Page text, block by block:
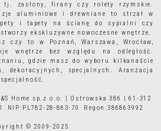
tj. zasłony, firany czy rolety rzymskie.
aluminiowe i drewniane to strzał w
i tapety
na ścianę do sypialni czy
ekskluzywne nowoczesne wnętrze.
czy to w Poznań, Warszawa, Wrocław,
wnętrze bez względu na odległość.
gdzie masz do wyboru kilkanaście
, dekoracyjnych, specjalnych. Aranżacja
Home sp.z o.o. | Ostrowska 386 | 61-312
NIP:PL782-28-863-70 Regon:386863992
© 2009-2025